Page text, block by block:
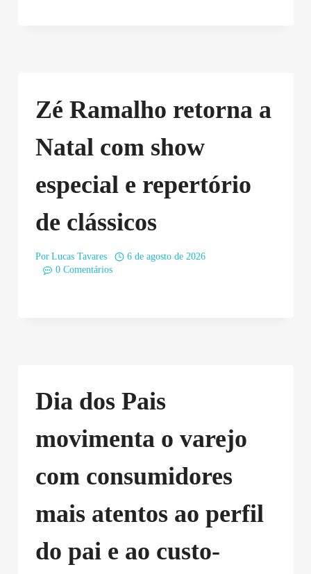
Zé Ramalho retorna a
Natal com show
especial e repertório
de clássicos
Por Lucas Tavares
6 de agosto de 2026
0 Comentários
Dia dos Pais
movimenta o varejo
com consumidores
mais atentos ao perfil
do pai e ao custo-